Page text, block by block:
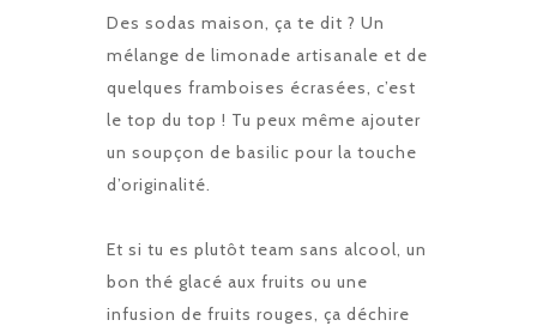
Des sodas maison, ça te dit ? Un
mélange de limonade artisanale et de
quelques framboises écrasées, c’est
le top du top ! Tu peux même ajouter
un soupçon de basilic pour la touche
d’originalité.
Et si tu es plutôt team sans alcool, un
bon thé glacé aux fruits ou une
infusion de fruits rouges, ça déchire